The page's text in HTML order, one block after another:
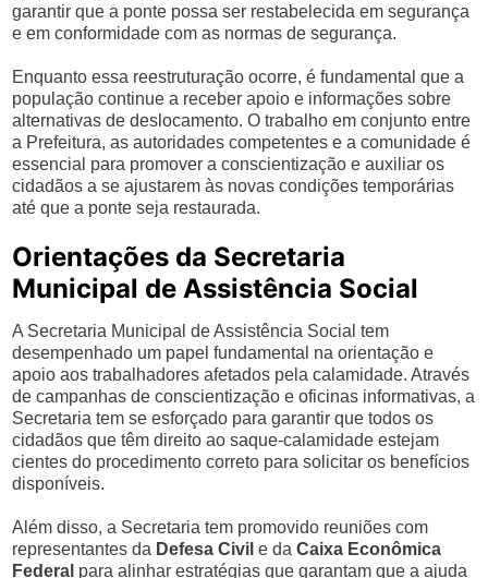
garantir que a ponte possa ser restabelecida em segurança
e em conformidade com as normas de segurança.
Enquanto essa reestruturação ocorre, é fundamental que a
população continue a receber apoio e informações sobre
alternativas de deslocamento. O trabalho em conjunto entre
a Prefeitura, as autoridades competentes e a comunidade é
essencial para promover a conscientização e auxiliar os
cidadãos a se ajustarem às novas condições temporárias
até que a ponte seja restaurada.
Orientações da Secretaria
Municipal de Assistência Social
A Secretaria Municipal de Assistência Social tem
desempenhado um papel fundamental na orientação e
apoio aos trabalhadores afetados pela calamidade. Através
de campanhas de conscientização e oficinas informativas, a
Secretaria tem se esforçado para garantir que todos os
cidadãos que têm direito ao saque-calamidade estejam
cientes do procedimento correto para solicitar os benefícios
disponíveis.
Além disso, a Secretaria tem promovido reuniões com
representantes da Defesa Civil e daCaixa Econômica
Federal para alinhar estratégias que garantam que a ajuda